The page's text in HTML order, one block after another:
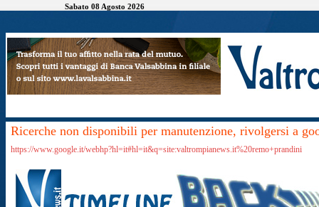
Sabato 08 Agosto 2026
Ricerche non disponibili per manutenzione, rivolgersi a
https://www.google.it/webhp?hl=it#hl=it&q=site:valtrompianews.it%20remo+prandini